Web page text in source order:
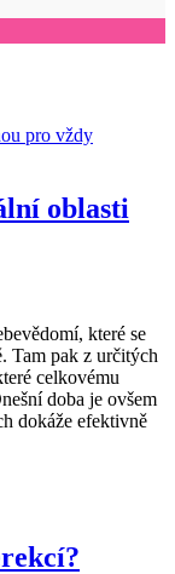
oblasti
které se
Tam pak z určitých
celkovému
doba je ovšem
dokáže efektivně